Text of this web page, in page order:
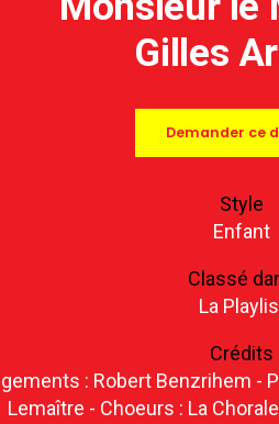
Gilles
Demander ce
Style
Enfant
Classé
La
Crédits
: Robert Benzrihem -
Lemaître - Choeurs : La